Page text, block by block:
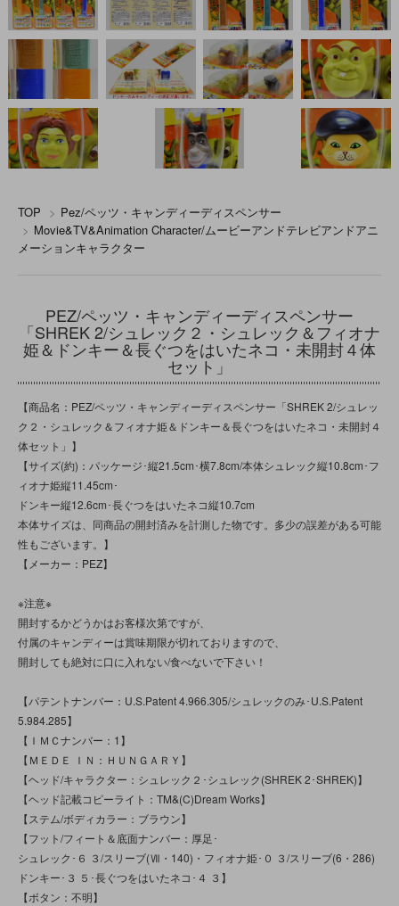
TOP > Pez/ペッツ・キャンディーディスペンサー
> Movie&TV&Animation Character/ムービーアンドテレビアンドアニ
メーションキャラクター
PEZ/ペッツ・キャンディーディスペンサー
「SHREK 2/シュレック２・シュレック＆フィオナ
姫＆ドンキー＆長ぐつをはいたネコ・未開封４体
セット」
【商品名：PEZ/ペッツ・キャンディーディスペンサー「SHREK 2/シュレッ
ク２・シュレック＆フィオナ姫＆ドンキー＆長ぐつをはいたネコ・未開封４
体セット」】
【サイズ(約)：パッケージ･縦21.5cm･横7.8cm/本体シュレック縦10.8cm･フ
ィオナ姫縦11.45cm･
ドンキー縦12.6cm･長ぐつをはいたネコ縦10.7cm
本体サイズは、同商品の開封済みを計測した物です。多少の誤差がある可能
性もございます。】
【メーカー：PEZ】
※注意※
開封するかどうかはお客様次第ですが、
付属のキャンディーは賞味期限が切れておりますので、
開封しても絶対に口に入れない/食べないで下さい！
【パテントナンバー：U.S.Patent 4.966.305/シュレックのみ･U.S.Patent
5.984.285】
【ＩＭＣナンバー：1】
【ＭＥＤＥ ＩＮ：ＨＵＮＧＡＲＹ】
【ヘッド/キャラクター：シュレック２･シュレック(SHREK 2･SHREK)】
【ヘッド記載コピーライト：TM&(C)Dream Works】
【ステム/ボディカラー：ブラウン】
【フット/フィート＆底面ナンバー：厚足･
シュレック･６ ３/スリーブ(Ⅶ・140)・フィオナ姫･０ ３/スリーブ(6・286)
ドンキー･３ ５･長ぐつをはいたネコ･４ ３】
【ボタン：不明】